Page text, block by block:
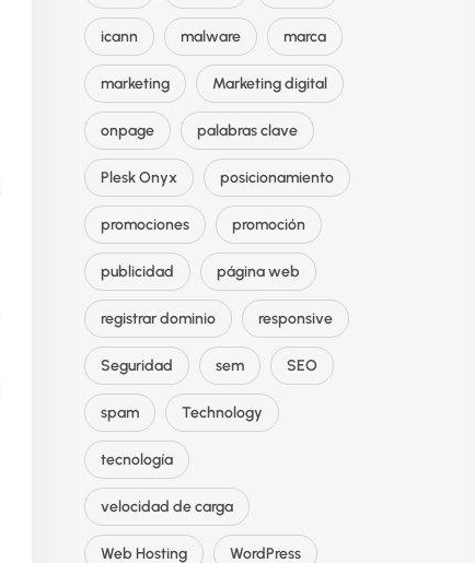
icann malware marca
marketing Marketing digital
onpage palabras clave
Plesk Onyx posicionamiento
promociones promoción
publicidad página web
registrar dominio responsive
Seguridad sem SEO
spam Technology
tecnología
velocidad de carga
Web Hosting WordPress